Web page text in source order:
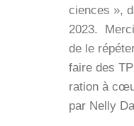
ciences »,
2023.
de le
faire des
ra­tion à
par Nel­ly